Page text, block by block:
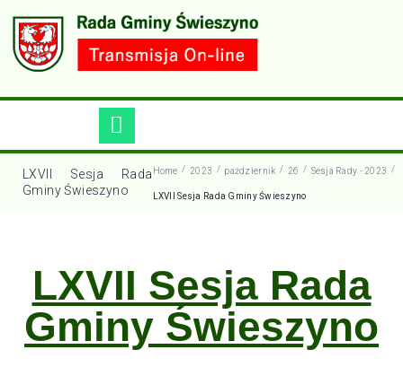
LXVII Sesja Rada
Gminy Świeszyno
Home / 2023 / październik / 26 / Sesja Rady - 2023 /
LXVII Sesja Rada Gminy Świeszyno
LXVII Sesja Rada
Gminy Świeszyno